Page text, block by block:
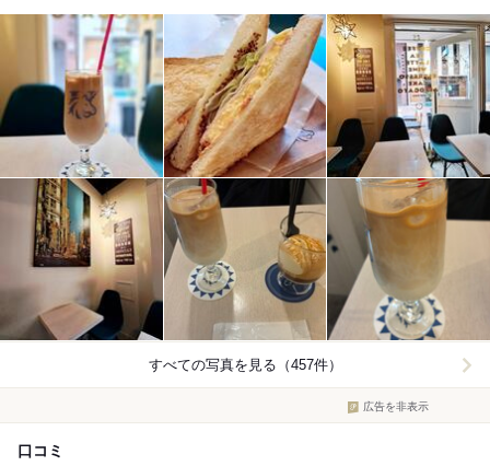
すべての写真を見る（457件）
広告を非表示
口コミ